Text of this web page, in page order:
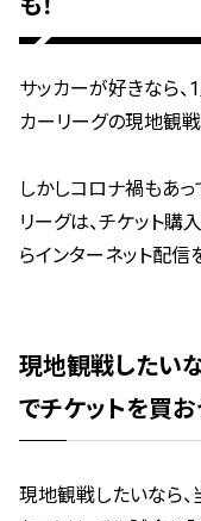
も！
サッカーが好きなら
カーリーグの現地観戦
しかしコロナ禍もあっ
リーグは、チケット購
らインターネット配信
現地観戦したい
でチケットを買お
現地観戦したいなら、